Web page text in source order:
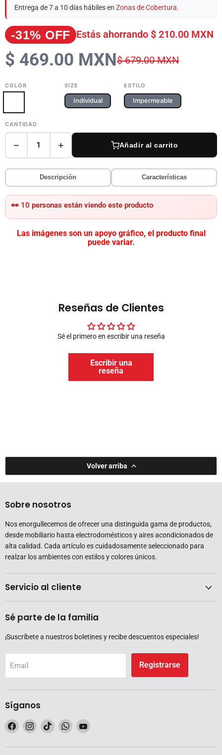
Entrega de 7 a 10 días hábiles en Zonas de Cobertura.
-31% OFF Estás ahorrando $ 210.00 MXN
$ 469.00 MXN$ 679.00 MXN
COLOR SIZE
Individual
ESTILO
Impermeable
CANTIDAD
− 1 + Añadir al carrito
Descripción Características
👀 10 personas están viendo este producto
Las imágenes son un apoyo gráfico, el producto final
puede variar.
Reseñas de Clientes
Sé el primero en escribir una reseña
Escribir una
reseña
Volver arriba
Sobre nosotros
Nos enorgullecemos de ofrecer una distinguida gama de productos,
desde mobiliario hasta electrodomésticos y aires acondicionados de
alta calidad. Cada artículo es cuidadosamente seleccionado para
realzar los ambientes con estilos y colores únicos.
Servicio al cliente
Sé parte de la familia
¡Suscríbete a nuestros boletines y recibe descuentos especiales!
Email Registrarse
Síganos
Encuéntrenos
Facebook
Encuéntrenos
Instagram
Encuéntrenos
TikTok
Encuéntrenos
WhatsApp
Encuéntrenos
YouTube